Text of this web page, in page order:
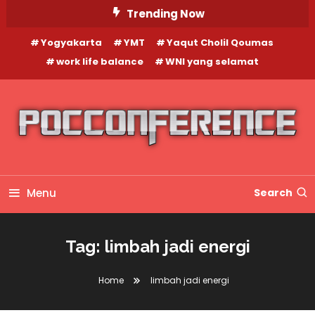
Content
Trending Now
Yogyakarta YMT
Yaqut Cholil Qoumas
work life balance
WNI yang selamat
Menu Search
Tag: limbah jadi energi
Home limbah jadi energi